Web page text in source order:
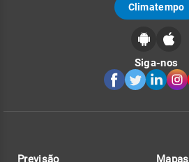
Climatempo
Siga-nos
Previsão Mapas